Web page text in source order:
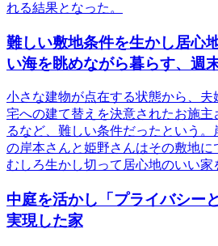
れる結果となった。
難しい敷地条件を生かし居心
い海を眺めながら暮らす、週
小さな建物が点在する状態から、夫
宅への建て替えを決意されたお施
るなど、難しい条件だったという
の岸本さんと姫野さんはその敷地に
むしろ生かし切って居心地のいい家
中庭を活かし「プライバシー
実現した家